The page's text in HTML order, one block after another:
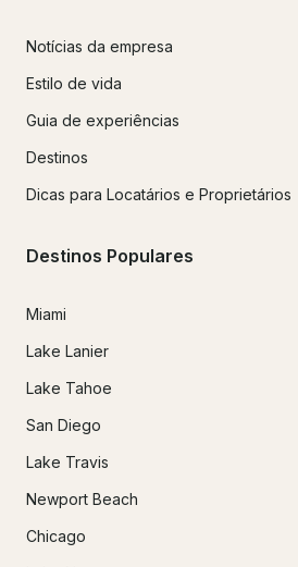
Notícias da empresa
Estilo de vida
Guia de experiências
Destinos
Dicas para Locatários e Proprietários
Destinos Populares
Miami
Lake Lanier
Lake Tahoe
San Diego
Lake Travis
Newport Beach
Chicago